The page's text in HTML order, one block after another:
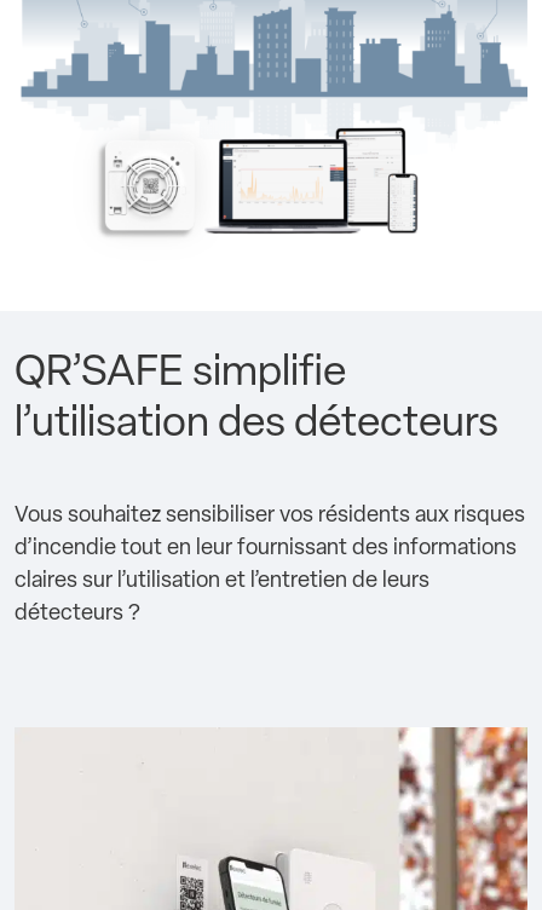
QR’SAFE simplifie
l’utilisation des détecteurs
Vous souhaitez sensibiliser vos résidents aux risques
d’incendie tout en leur fournissant des informations
claires sur l’utilisation et l’entretien de leurs
détecteurs ?